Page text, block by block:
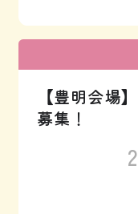
【豊明会場
募集！